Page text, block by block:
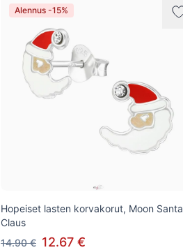
Alennus -15%
Hopeiset lasten korvakorut, Moon Santa
Claus
14.90 € 12.67 €